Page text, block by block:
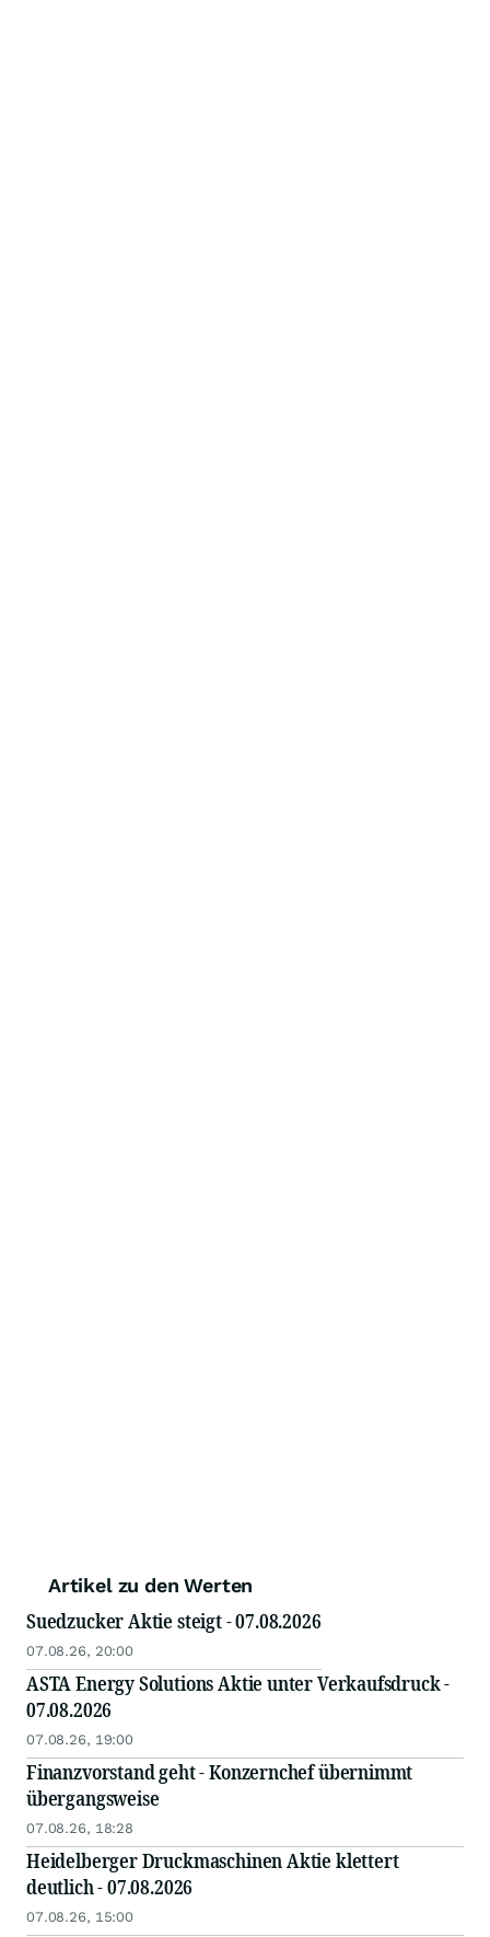
Artikel zu den Werten
Suedzucker Aktie steigt - 07.08.2026
07.08.26, 20:00
ASTA Energy Solutions Aktie unter Verkaufsdruck -
07.08.2026
07.08.26, 19:00
Finanzvorstand geht - Konzernchef übernimmt
übergangsweise
07.08.26, 18:28
Heidelberger Druckmaschinen Aktie klettert
deutlich - 07.08.2026
07.08.26, 15:00